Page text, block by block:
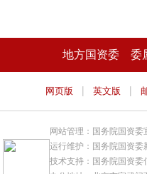
地方国资委 委
网页版 | 英文版 |
网站管理：国务院国资委
运行维护：国务院国资委
技术支持：国务院国资委